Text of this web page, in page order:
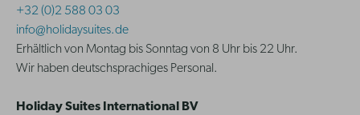
+32 (0)2 588 03 03
info@holidaysuites.de
Erhältlich von Montag bis Sonntag von 8 Uhr bis 22 Uhr.
Wir haben deutschsprachiges Personal.
Holiday Suites International BV